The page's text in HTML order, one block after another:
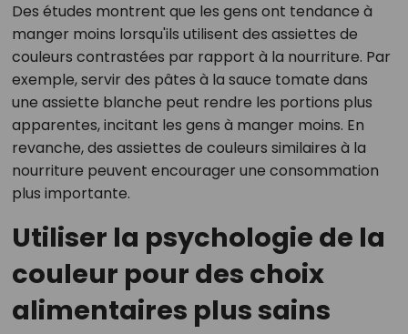
Des études montrent que les gens ont tendance à
manger moins lorsqu'ils utilisent des assiettes de
couleurs contrastées par rapport à la nourriture. Par
exemple, servir des pâtes à la sauce tomate dans
une assiette blanche peut rendre les portions plus
apparentes, incitant les gens à manger moins. En
revanche, des assiettes de couleurs similaires à la
nourriture peuvent encourager une consommation
plus importante.
Utiliser la psychologie de la
couleur pour des choix
alimentaires plus sains